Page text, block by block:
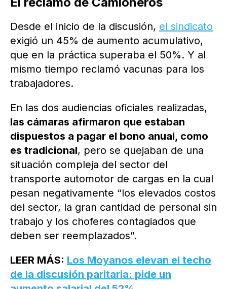
Desde el inicio de la discusión, el sindicato
exigió un 45% de aumento acumulativo,
que en la práctica superaba el 50%. Y al
mismo tiempo reclamó vacunas para los
trabajadores.
En las dos audiencias oficiales realizadas,
las cámaras afirmaron que estaban
dispuestos a pagar el bono anual, como
es tradicional, pero se quejaban de una
situación compleja del sector del
transporte automotor de cargas en la cual
pesan negativamente “los elevados costos
del sector, la gran cantidad de personal sin
trabajo y los choferes contagiados que
deben ser reemplazados”.
LEER MÁS: Los Moyanos elevan el techo
de la discusión paritaria: pide un